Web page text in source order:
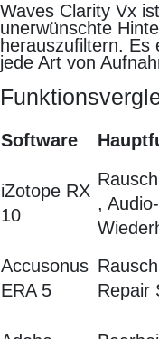
Waves Clarity Vx
unerwünschte
herauszufiltern. Es
jede Art von
Software
iZotope RX
10
, Audio-
Accusonus
ERA 5
Repair